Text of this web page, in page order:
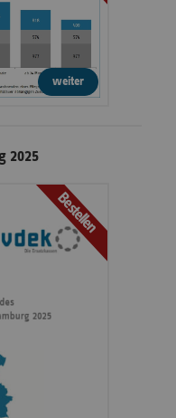
weiter
2025
Bestellen